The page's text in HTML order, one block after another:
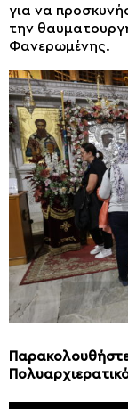
για να
την
Φανερωμένης.